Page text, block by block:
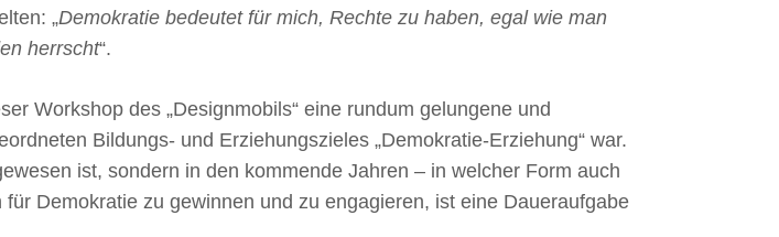
„Demokratie bedeutet für mich, Rechte zu haben, egal wie man
herrscht“.
Workshop des „Designmobils“ eine rundum gelungene und
Bildungs- und Erziehungszieles „Demokratie-Erziehung“ war.
ist, sondern in den kommende Jahren – in welcher Form auch
Demokratie zu gewinnen und zu engagieren, ist eine Daueraufgabe